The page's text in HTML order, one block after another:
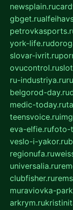
newsplain.ru
gbget.ru
york-life.ru
slovar-ivrit.ru
ovucontrol.ru
ru-industriya.ru
belgorod-day.ru
medic-today.ru
teensvoice.ru
eva-elfie.rufoto-
veslo-i-yakor.ru
regionufa.ru
universalia.ru
clubfisher.ru
muraviovka-
arkrym.ru